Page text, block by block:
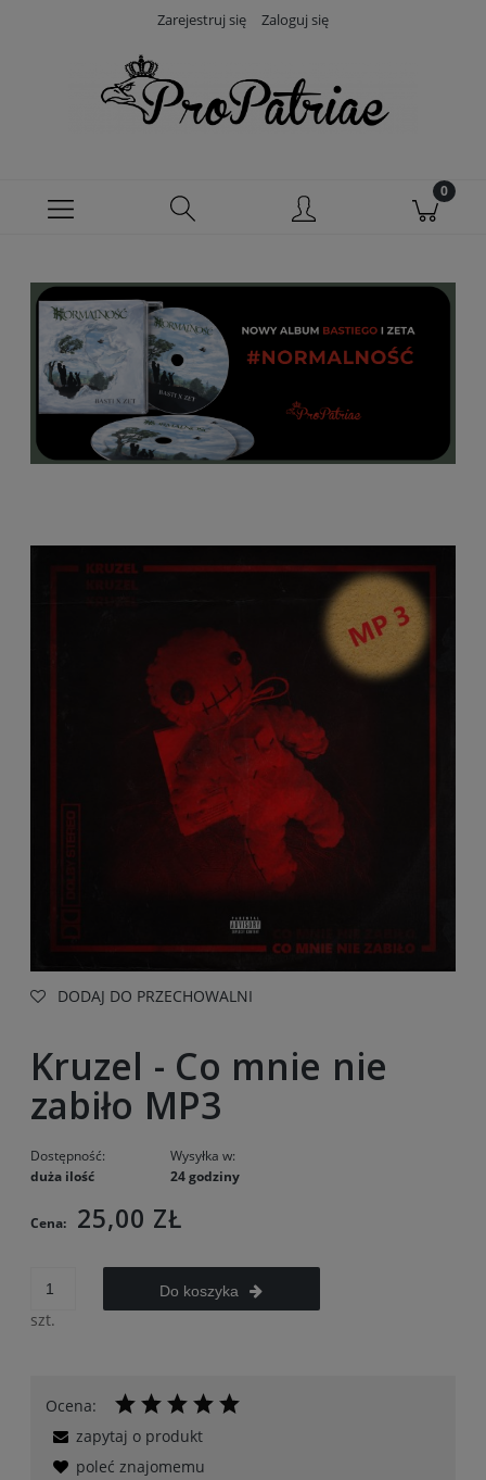
Zarejestruj się Zaloguj się
DODAJ DO PRZECHOWALNI
Kruzel - Co mnie nie
zabiło MP3
Dostępność:
duża ilość
Wysyłka w:
24 godziny
Cena: 25,00 ZŁ
szt.
Do koszyka
Ocena:
zapytaj o produkt
poleć znajomemu